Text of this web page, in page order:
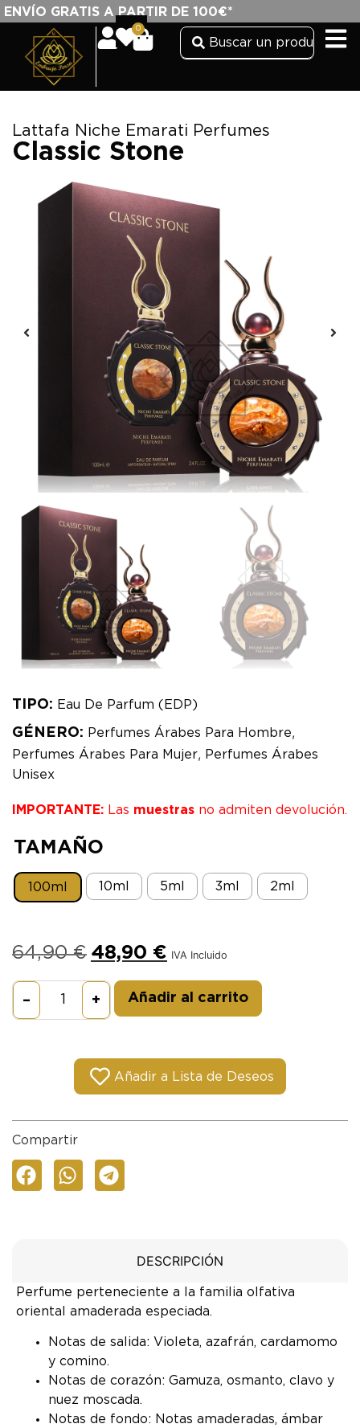
ENVÍO GRATIS A PARTIR DE 100€*
0
Lattafa Niche Emarati Perfumes
Classic Stone
TIPO: Eau De Parfum (EDP)
GÉNERO: Perfumes Árabes Para Hombre,
Perfumes Árabes Para Mujer, Perfumes Árabes
Unisex
IMPORTANTE: Las muestras no admiten devolución.
TAMAÑO
100ml 10ml 5ml 3ml 2ml
64,90€ 48,90 € IVA Incluido
– + Añadir al carrito
Añadir a Lista de Deseos
Compartir
DESCRIPCIÓN
Perfume perteneciente a la familia olfativa
oriental amaderada especiada.
Notas de salida: Violeta, azafrán, cardamomo
y comino.
Notas de corazón: Gamuza, osmanto, clavo y
nuez moscada.
Notas de fondo: Notas amaderadas, ámbar